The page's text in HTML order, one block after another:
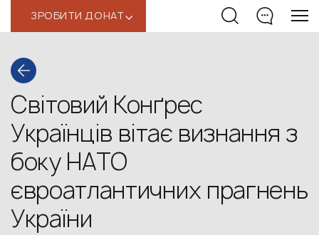
ЗРОБИТИ ДОНАТ‹
Світовий Конґрес
Українців вітає визнання з
боку НАТО
євроатлантичних прагнень
України